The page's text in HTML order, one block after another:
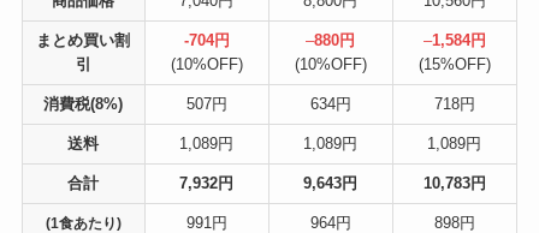
まとめ買い割
引
-704円
(10%OFF)
–880円
(10%OFF)
–1,584円
(15%OFF)
消費税(8%) 507円 634円 718円
送料 1,089円 1,089円 1,089円
合計 7,932円 9,643円 10,783円
(1食あたり) 991円 964円 898円